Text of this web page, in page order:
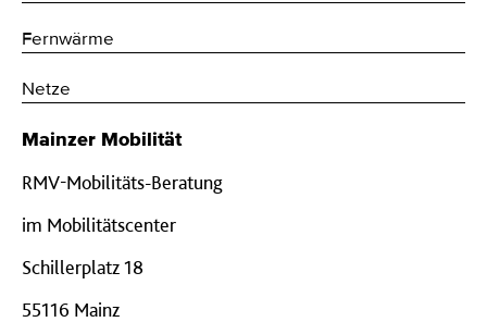
Fernwärme
Netze
Mainzer Mobilität
RMV-Mobilitäts-Beratung
im Mobilitätscenter
Schillerplatz 18
55116 Mainz